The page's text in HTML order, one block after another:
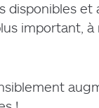
important,